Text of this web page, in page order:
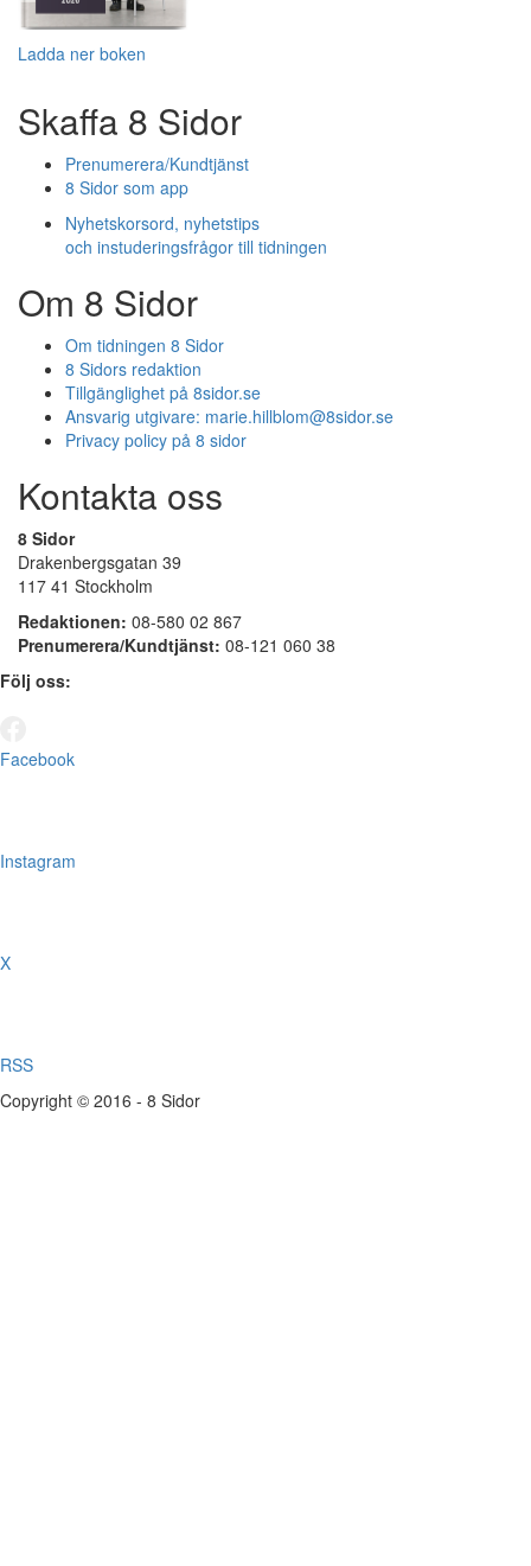
Ladda ner boken
Skaffa 8 Sidor
Prenumerera/Kundtjänst
8 Sidor som app
Nyhetskorsord, nyhetstips
och instuderingsfrågor till tidningen
Om 8 Sidor
Om tidningen 8 Sidor
8 Sidors redaktion
Tillgänglighet på 8sidor.se
Ansvarig utgivare: marie.hillblom@8sidor.se
Privacy policy på 8 sidor
Kontakta oss
8 Sidor
Drakenbergsgatan 39
117 41 Stockholm
Redaktionen: 08-580 02 867
Prenumerera/Kundtjänst: 08-121 060 38
Följ oss:
Facebook
Instagram
X
RSS
Copyright © 2016 - 8 Sidor